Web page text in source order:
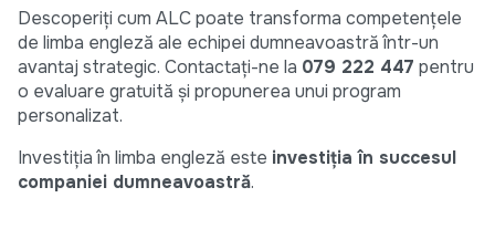
Descoperiți cum ALC poate transforma competențele
de limba engleză ale echipei dumneavoastră într-un
avantaj strategic. Contactați-ne la 079 222 447 pentru
o evaluare gratuită și propunerea unui program
personalizat.
Investiția în limba engleză este investiția în succesul
companiei dumneavoastră.